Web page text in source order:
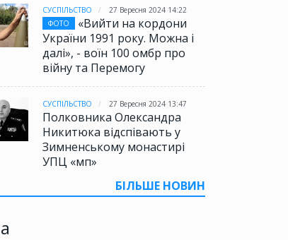
СУСПІЛЬСТВО
27 Вересня 2024 14:22
ФОТО
«Вийти на кордони
України 1991 року. Можна і
далі», - воїн 100 омбр про
війну та Перемогу
СУСПІЛЬСТВО 27 Вересня 2024 13:47
Полковника Олександра
Никитюка відспівають у
Зимненському монастирі
УПЦ «мп»
БІЛЬШЕ НОВИН